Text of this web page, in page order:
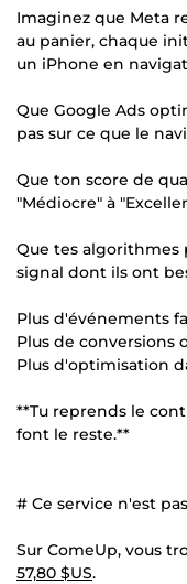
Imaginez que Meta
au panier, chaque
un iPhone en
Que Google Ads
pas sur ce que le
Que ton score de
"Médiocre" à
Que tes
signal dont ils ont
Plus d'événements
Plus de conversions
Plus d'optimisation
**Tu reprends le
font le reste.**
# Ce service n'est
Sur ComeUp, vous
57,80 $US.